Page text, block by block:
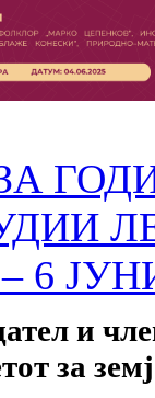
6
и
за